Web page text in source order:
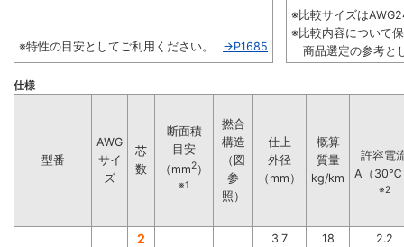
※比較サイズは
※比較内容について
商品選定の参考と
※特性の目安としてご利用ください。 →P1685
仕様
型番
AWG
サイ
ズ
芯
数
断面積
目安
（mm2）
※1
撚合
構造
（図
参
照）
仕上
外径
（mm）
概算
質量
kg/km
許容電
A（30℃
※2
2 3.7 18 2.2